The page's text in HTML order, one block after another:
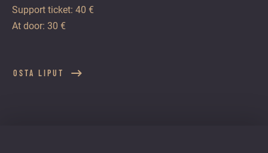
Support ticket: 40 €
At door: 30 €
OSTA LIPUT